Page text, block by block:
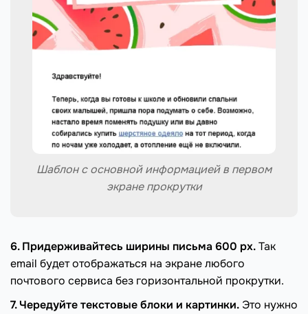
Шаблон с основной информацией в первом
экране прокрутки
6. Придерживайтесь ширины письма 600 рх.Так
email будет отображаться на экране любого
почтового сервиса без горизонтальной прокрутки.
7. Чередуйте текстовые блоки и картинки. Это нужно